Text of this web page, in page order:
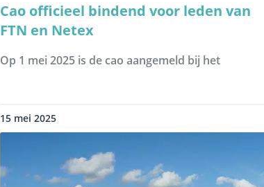
Cao officieel bindend voor leden van
FTN en Netex
Op 1 mei 2025 is de cao aangemeld bij het
15 mei 2025